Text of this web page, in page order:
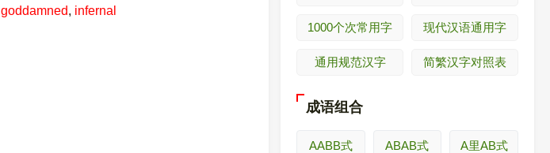
goddamned, infernal
1000个次常用字 现代汉语通用字
通用规范汉字 简繁汉字对照表
成语组合
AABB式 ABAB式 A里AB式